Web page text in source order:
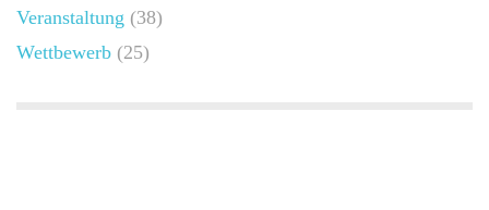
Veranstaltung (38)
Wettbewerb (25)